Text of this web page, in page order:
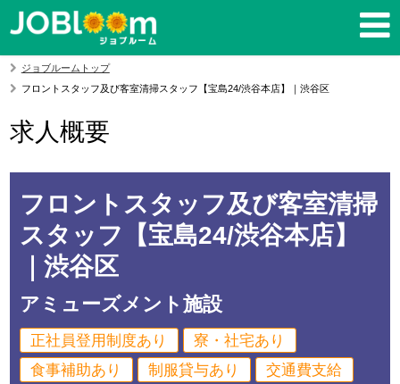
ジョブルームトップ
フロントスタッフ及び客室清掃スタッフ【宝島24/渋谷本店】｜渋谷区
求人概要
フロントスタッフ及び客室清掃
スタッフ【宝島24/渋谷本店】
｜渋谷区
アミューズメント施設
正社員登用制度あり
寮・社宅あり
食事補助あり
制服貸与あり
交通費支給